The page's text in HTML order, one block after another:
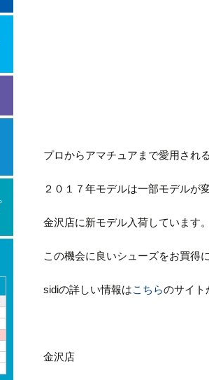
プロからアマチュアまで愛用され
２０１７年モデルは一部モデルが
金沢店に新モデル入荷しています。
この機会に良いシューズをお買得
sidiの詳しい情報はこちらのサイト
金沢店